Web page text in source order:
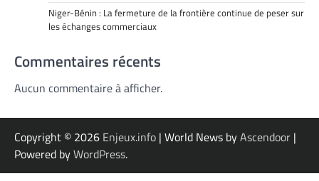
Niger-Bénin : La fermeture de la frontière continue de peser sur
les échanges commerciaux
Commentaires récents
Aucun commentaire à afficher.
Copyright © 2026 Enjeux.info | World News byAscendoor |
Powered byWordPress.